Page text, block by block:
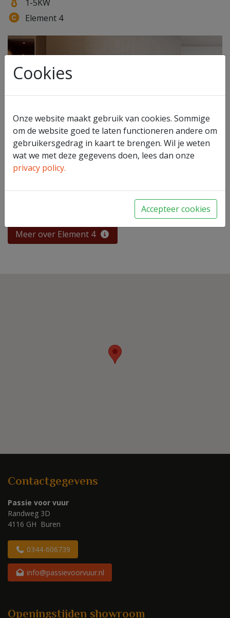
1-5KW
Element 4
Print
Meer over Element 4
Contactgegevens
Passie voor vuur
Randweg 3D
4116 GH Buren
0344-606739
info@passievoorvuur.nl
Openingstijden showroom
Cookies
Onze website maakt gebruik van cookies. Sommige
om de website goed te laten functioneren andere om
gebruikersgedrag in kaart te brengen. Wil je weten
wat we met deze gegevens doen, lees dan onze
privacy policy.
Accepteer cookies